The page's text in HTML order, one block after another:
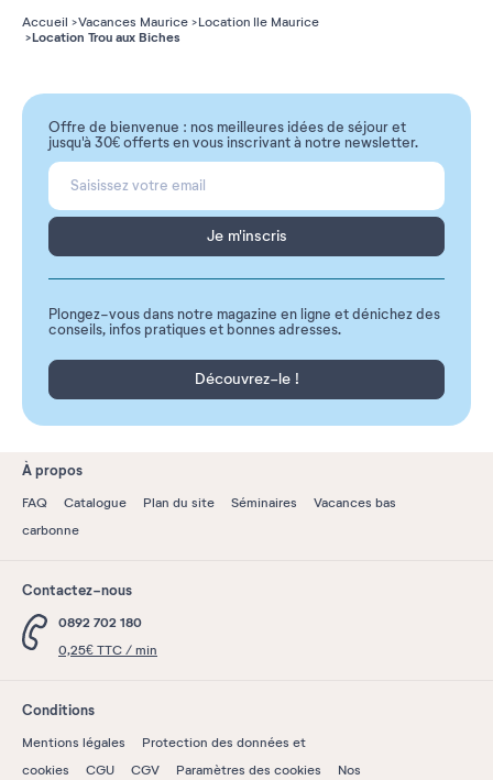
Accueil Vacances Maurice Location Ile Maurice
Location Trou aux Biches
Offre de bienvenue : nos meilleures idées de séjour et
jusqu'à 30€ offerts en vous inscrivant à notre newsletter.
Je m'inscris
Plongez-vous dans notre magazine en ligne et dénichez des
conseils, infos pratiques et bonnes adresses.
Découvrez-le !
À propos
FAQ Catalogue Plan du site Séminaires
Vacances bas
carbonne
Contactez-nous
0892 702 180
0,25€ TTC / min
Conditions
Mentions légales
Protection des données et
cookies
CGU CGV Paramètres des cookies
Nos